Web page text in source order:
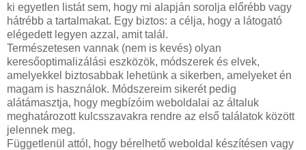
ki egyetlen listát sem, hogy mi alapján sorolja előrébb vagy
hátrébb a tartalmakat. Egy biztos: a célja, hogy a látogató
elégedett legyen azzal, amit talál.
Természetesen vannak (nem is kevés) olyan
keresőoptimalizálási eszközök, módszerek és elvek,
amelyekkel biztosabbak lehetünk a sikerben, amelyeket én
magam is használok. Módszereim sikerét pedig
alátámasztja, hogy megbízóim weboldalai az általuk
meghatározott kulcsszavakra rendre az első találatok között
jelennek meg.
Függetlenül attól, hogy bérelhető weboldal készítésen vagy